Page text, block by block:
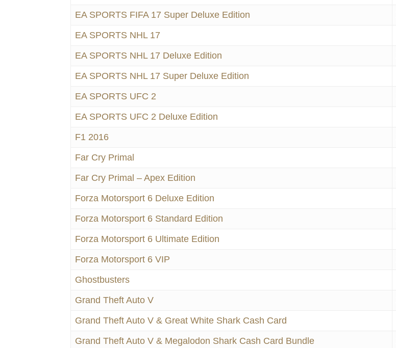
EA SPORTS FIFA 17 Super Deluxe Edition
EA SPORTS NHL 17
EA SPORTS NHL 17 Deluxe Edition
EA SPORTS NHL 17 Super Deluxe Edition
EA SPORTS UFC 2
EA SPORTS UFC 2 Deluxe Edition
F1 2016
Far Cry Primal
Far Cry Primal – Apex Edition
Forza Motorsport 6 Deluxe Edition
Forza Motorsport 6 Standard Edition
Forza Motorsport 6 Ultimate Edition
Forza Motorsport 6 VIP
Ghostbusters
Grand Theft Auto V
Grand Theft Auto V & Great White Shark Cash Card
Grand Theft Auto V & Megalodon Shark Cash Card Bundle